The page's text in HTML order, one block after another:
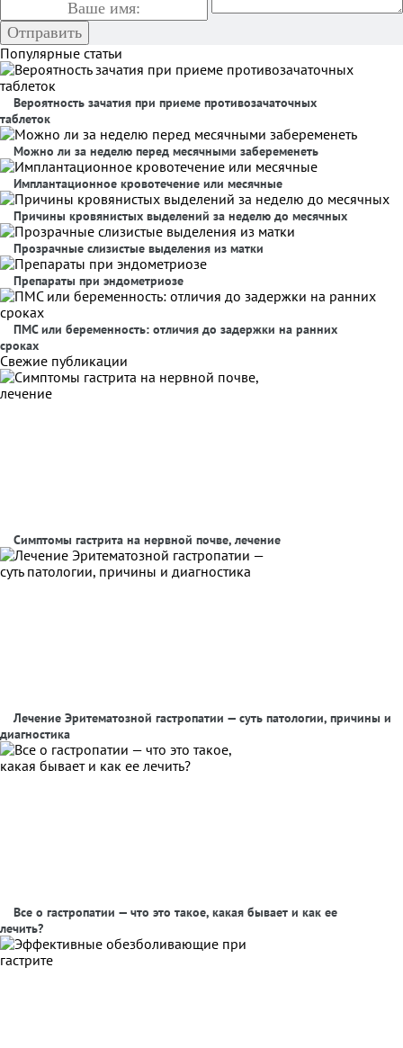
Популярные статьи
Вероятность зачатия при приеме противозачаточных
таблеток
Можно ли за неделю перед месячными забеременеть
Имплантационное кровотечение или месячные
Причины кровянистых выделений за неделю до месячных
Прозрачные слизистые выделения из матки
Препараты при эндометриозе
ПМС или беременность: отличия до задержки на ранних
сроках
Свежие публикации
Симптомы гастрита на нервной почве, лечение
Лечение Эритематозной гастропатии — суть патологии, причины и
диагностика
Все о гастропатии — что это такое, какая бывает и как ее
лечить?